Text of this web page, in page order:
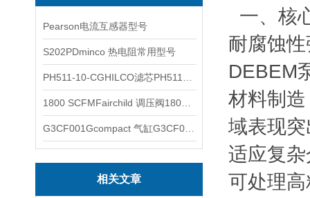
Pearson电流互感器型号
S202PDminco 热电阻常用型号
相关文章
一、核
耐腐蚀
DEBEM
材料制
域表现
适应复
可处理